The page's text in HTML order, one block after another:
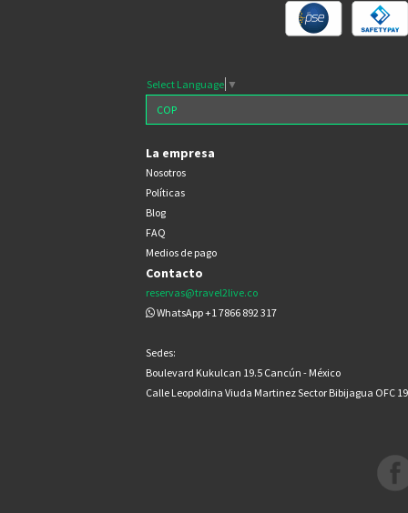
Select Language ▼
La empresa
Nosotros
Políticas
Blog
FAQ
Medios de pago
Contacto
reservas@travel2live.co
WhatsApp +1 7866 892 317
Sedes:
Boulevard Kukulcan 19.5 Cancún - México
Calle Leopoldina Viuda Martinez Sector Bibijagua OFC